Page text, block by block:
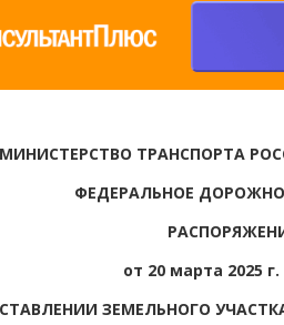
МИНИСТЕРСТВО ТРАНСПОРТА
ФЕДЕРАЛЬНОЕ
от 20 марта 2025 г.
ЗЕМЕЛЬНОГО